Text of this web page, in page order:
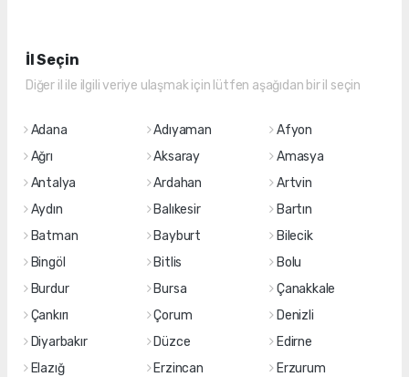
İl Seçin
Diğer il ile ilgili veriye ulaşmak için lütfen aşağıdan bir il seçin
Adana Adıyaman
Afyon
Ağrı
Aksaray
Amasya
Antalya
Ardahan
Artvin
Aydın
Balıkesir
Bartın
Batman
Bayburt
Bilecik
Bingöl
Bitlis
Bolu
Burdur
Bursa
Çanakkale
Çankırı
Çorum
Denizli
Diyarbakır
Düzce
Edirne
Elazığ
Erzincan
Erzurum